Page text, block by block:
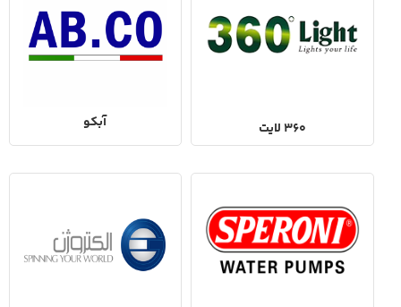
360 لایت آبکو